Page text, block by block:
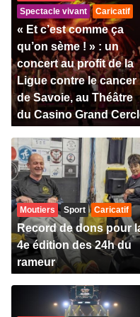
Spectacle vivant
Caricatif
« Et c’est comme ça
qu’on sème ! » : un
concert au profit de la
Ligue contre le cancer
de Savoie, au Théâtre
du Casino Grand
Moutiers Sport Caricatif
Record de dons pour
4e édition des 24h du
rameur